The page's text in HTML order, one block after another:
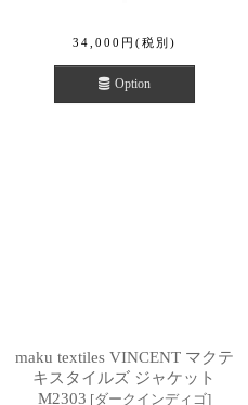
34,000 円 (税別)
Option
maku textiles VINCENT マクテ
キスタイルズ ジャケット
M2303 [ダークインディゴ]